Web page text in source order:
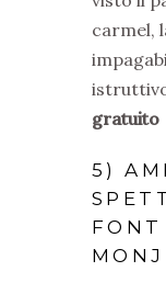
carmel,
gratuito
5)
FONT